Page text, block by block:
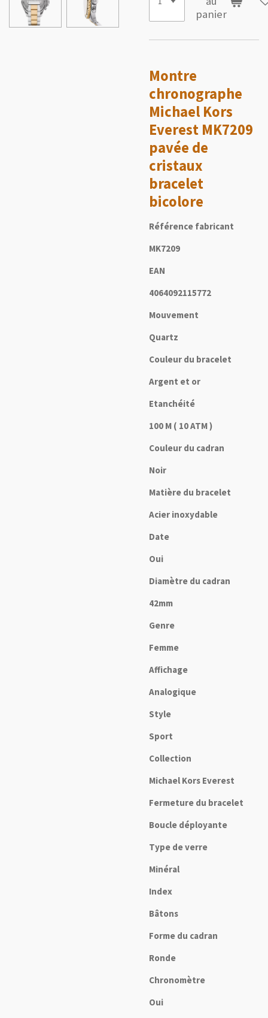
panier
Montre
chronographe
Michael Kors
Everest MK7209
pavée de
cristaux
bracelet
bicolore
Référence fabricant
MK7209
EAN
4064092115772
Mouvement
Quartz
Couleur du bracelet
Argent et or
Etanchéité
100 M ( 10 ATM )
Couleur du cadran
Noir
Matière du bracelet
Acier inoxydable
Date
Oui
Diamètre du cadran
42mm
Genre
Femme
Affichage
Analogique
Style
Sport
Collection
Michael Kors Everest
Fermeture du bracelet
Boucle déployante
Type de verre
Minéral
Index
Bâtons
Forme du cadran
Ronde
Chronomètre
Oui